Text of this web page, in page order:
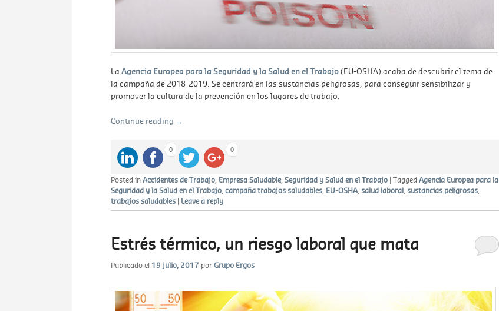
La Agencia Europea para la Seguridad y la Salud en el Trabajo(EU-OSHA) acaba de descubrir el tema de
la campaña de 2018-2019. Se centrará en las sustancias peligrosas, para conseguir sensibilizar y
promover la cultura de la prevención en los lugares de trabajo.
Continue reading →
0 0
Posted in Accidentes de Trabajo Empresa Saludable, Seguridad y Salud en el Trabajo Tagged Agencia Europea para la
Seguridad y la Salud en el Trabajo campaña trabajos saludables EU-OSHA salud laboral sustancias peligrosas
trabajos saludables
Leave a reply
Estrés térmico, un riesgo laboral que mata
Publicado el 19 julio, 2017 por Grupo Ergos